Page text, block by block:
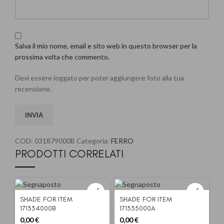
Salva il mio nome, email e sito web in questo browser per la
prossima volta che commento.
Devi essere loggato per poter aggiungere foto alla tua
recensione.
COD: 031879000B Categoria: FERRO
PRODOTTI CORRELATI
SHADE FOR ITEM
171334000B
0,00€
SHADE FOR ITEM
171335000A
0,00€